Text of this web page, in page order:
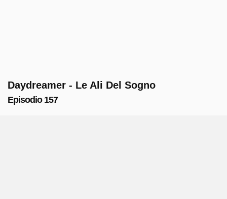
Daydreamer - Le Ali Del Sogno
Episodio 157